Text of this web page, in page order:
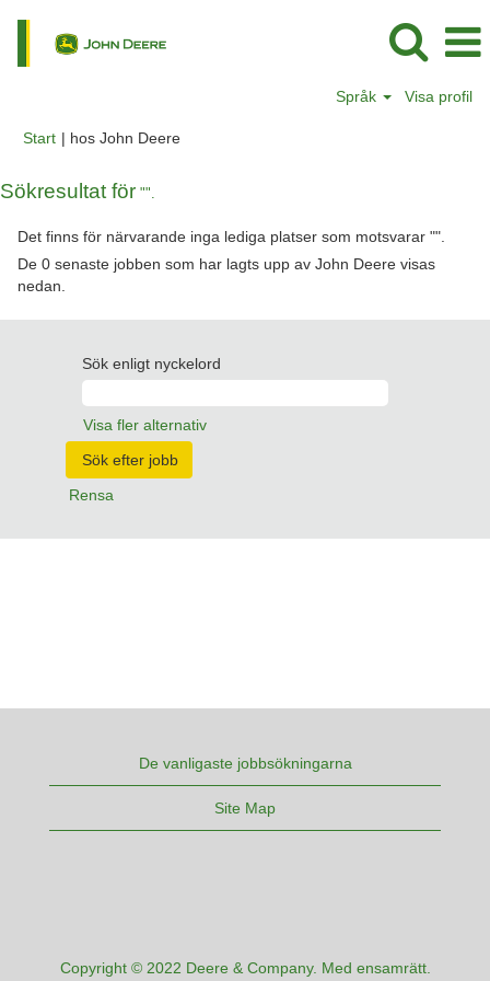
Språk Visa profil
Start | hos John Deere(aktuell
Sökresultat för "".
Det finns för närvarande inga lediga platser som motsvarar "".
De 0 senaste jobben som har lagts upp av John Deere visas
nedan.
Sök enligt nyckelord
Visa fler alternativ
Rensa
De vanligaste jobbsökningarna
Site Map
Copyright © 2022 Deere & Company. Med ensamrätt.